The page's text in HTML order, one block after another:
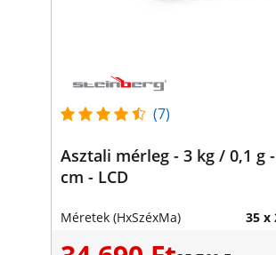
(7)
Asztali mérleg - 3 kg / 0,1 g
cm - LCD
Méretek (HxSzéxMa) 35 x